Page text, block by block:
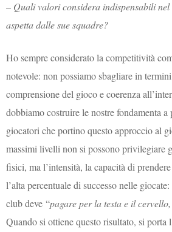
– Quali valori considera indispensabili nel
aspetta dalle sue squadre?
Ho sempre considerato la competitività
notevole: non possiamo sbagliare in
comprensione del gioco e coerenza
dobbiamo costruire le nostre fondamenta a
giocatori che portino questo approccio al
massimi livelli non si possono privilegiare
fisici, ma l’intensità, la capacità di
l’alta percentuale di successo nelle
club deve “pagare per la testa e il
Quando si ottiene questo risultato, si porta